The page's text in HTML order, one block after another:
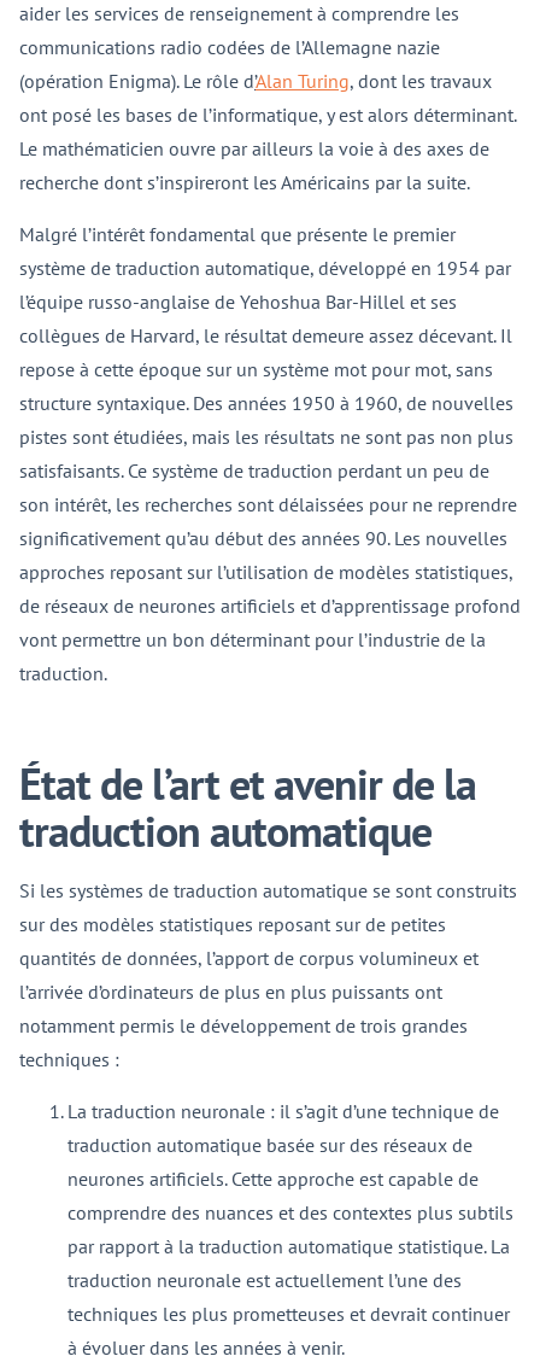
aider les services de renseignement à comprendre les
communications radio codées de l’Allemagne nazie
(opération Enigma). Le rôle d’Alan Turing, dont les travaux
ont posé les bases de l’informatique, y est alors déterminant.
Le mathématicien ouvre par ailleurs la voie à des axes de
recherche dont s’inspireront les Américains par la suite.
Malgré l’intérêt fondamental que présente le premier
système de traduction automatique, développé en 1954 par
l’équipe russo-anglaise de Yehoshua Bar-Hillel et ses
collègues de Harvard, le résultat demeure assez décevant. Il
repose à cette époque sur un système mot pour mot, sans
structure syntaxique. Des années 1950 à 1960, de nouvelles
pistes sont étudiées, mais les résultats ne sont pas non plus
satisfaisants. Ce système de traduction perdant un peu de
son intérêt, les recherches sont délaissées pour ne reprendre
significativement qu’au début des années 90. Les nouvelles
approches reposant sur l’utilisation de modèles statistiques,
de réseaux de neurones artificiels et d’apprentissage profond
vont permettre un bon déterminant pour l’industrie de la
traduction.
État de l’art et avenir de la
traduction automatique
Si les systèmes de traduction automatique se sont construits
sur des modèles statistiques reposant sur de petites
quantités de données, l’apport de corpus volumineux et
l’arrivée d’ordinateurs de plus en plus puissants ont
notamment permis le développement de trois grandes
techniques :
La traduction neuronale : il s’agit d’une technique de
traduction automatique basée sur des réseaux de
neurones artificiels. Cette approche est capable de
comprendre des nuances et des contextes plus subtils
par rapport à la traduction automatique statistique. La
traduction neuronale est actuellement l’une des
techniques les plus prometteuses et devrait continuer
à évoluer dans les années à venir.